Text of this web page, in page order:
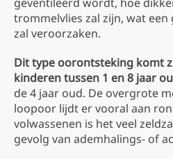
trommelvlies zal zijn, wat
zal veroorzaken.
Dit type oorontsteking komt
kinderen tussen 1 en 8 jaar
de 4 jaar oud. De overgrote
loopoor lijdt er vooral aan
volwassenen is het veel
gevolg van ademhalings- of